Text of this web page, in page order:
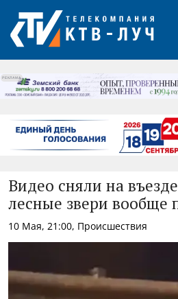
РЕКЛАМА
Видео сняли на
лесные звери вообще
10 Мая, 21:00, Происшествия